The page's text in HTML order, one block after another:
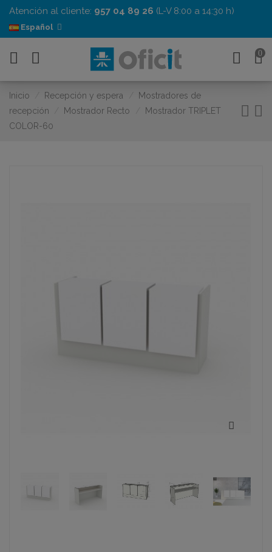
Atención al cliente: 957 04 89 26 (L-V 8:00 a 14:30 h)
Español
0
Inicio Recepción y espera
Mostradores de
recepción
Mostrador Recto
Mostrador TRIPLET
COLOR-60